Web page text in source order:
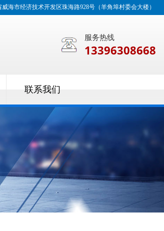
威海市经济技术开发区珠海路928号（羊角埠村委会大楼）
服务热线
13396308668
联系我们